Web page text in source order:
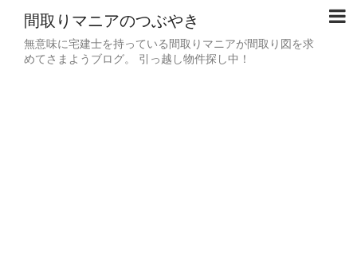
間取りマニアのつぶやき
無意味に宅建士を持っている間取りマニアが間取り図を求
めてさまようブログ。 引っ越し物件探し中！